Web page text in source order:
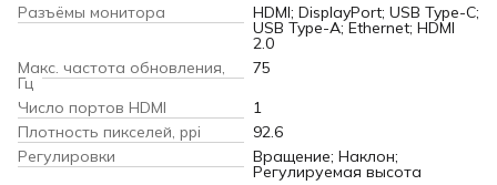
Разъёмы монитора
HDMI; DisplayPort; USB Type-C;
USB Type-A; Ethernet; HDMI
2.0
Макс. частота обновления,
Гц
75
Число портов HDMI
1
Плотность пикселей, ppi
92.6
Регулировки
Вращение; Наклон;
Регулируемая высота